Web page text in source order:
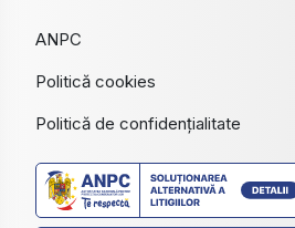
ANPC
Politică cookies
Politică de confidențialitate